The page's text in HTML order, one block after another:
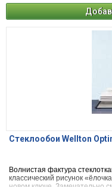
Стеклообои Wellton
Волнистая фактура
классический рисунок